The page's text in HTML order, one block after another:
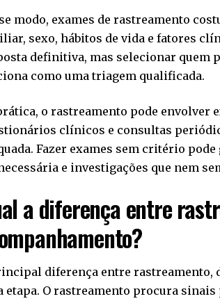
modo, exames de rastreamento
sexo, hábitos de vida e fatores
definitiva, mas selecionar quem
como uma triagem qualificada.
o rastreamento pode envolver
clínicos e consultas
Fazer exames sem critério
e investigações que nem
a diferença entre
diferença entre rastreamento,
etapa. O rastreamento procura